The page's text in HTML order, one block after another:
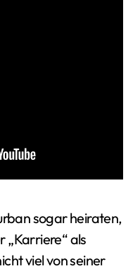
sogar heiraten,
„Karriere“ als
viel von seiner